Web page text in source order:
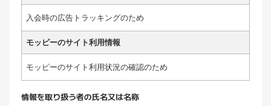
入会時の広告トラッキングのため
モッピーのサイト利用情報
モッピーのサイト利用状況の確認のため
情報を取り扱う者の氏名又は名称